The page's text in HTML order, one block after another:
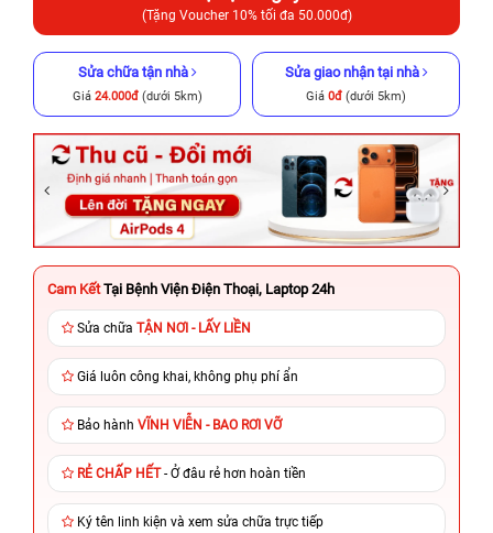
(Tặng Voucher 10% tối đa 50.000đ)
Sửa chữa tận nhà
Giá 24.000đ(dưới 5km)
Sửa giao nhận tại nhà
Giá 0đ (dưới 5km)
Cam Kết Tại Bệnh Viện Điện Thoại, Laptop 24h
Sửa chữa TẬN NƠI - LẤY LIỀN
Giá luôn công khai, không phụ phí ẩn
Bảo hành VĨNH VIỄN - BAO RƠI VỠ
RẺ CHẤP HẾT- Ở đâu rẻ hơn hoàn tiền
Ký tên linh kiện và xem sửa chữa trực tiếp